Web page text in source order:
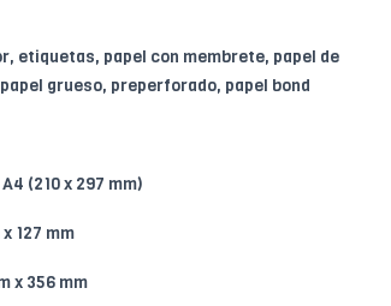
etiquetas, papel con membrete, papel de
grueso, preperforado, papel bond
(210 x 297 mm)
127 mm
x 356 mm